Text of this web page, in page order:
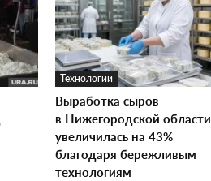
Технологии
Выработка сыров
в Нижегородской области
увеличилась на 43%
благодаря бережливым
технологиям